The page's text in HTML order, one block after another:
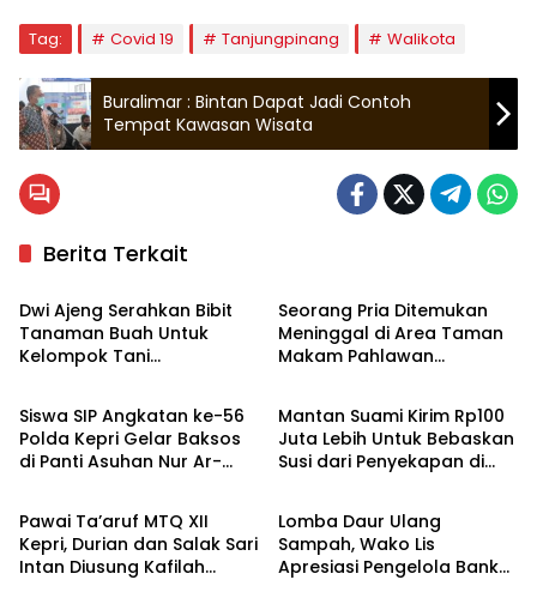
Tag: Covid 19 Tanjungpinang Walikota
Buralimar : Bintan Dapat Jadi Contoh
Tempat Kawasan Wisata
Berita Terkait
Tanjungpinang
Dwi Ajeng Serahkan Bibit
Tanaman Buah Untuk
Kelompok Tani
Seorang Pria Ditemukan
Meninggal di Area Taman
Makam Pahlawan
Tanjungpinang
Siswa SIP Angkatan ke-56
Polda Kepri Gelar Baksos
di Panti Asuhan Nur Ar-
Hukrim
Mantan Suami Kirim Rp100
Juta Lebih Untuk Bebaskan
Susi dari Penyekapan di
Bintan
Pawai Ta’aruf MTQ XII
Kepri, Durian dan Salak Sari
Intan Diusung Kafilah
Tanjungpinang
Lomba Daur Ulang
Sampah, Wako Lis
Apresiasi Pengelola Bank